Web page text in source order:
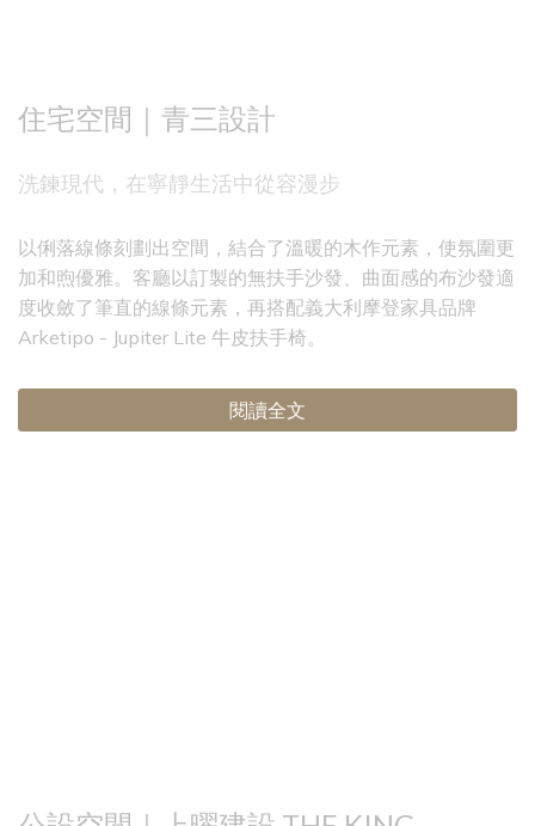
住宅空間｜青三設計
洗鍊現代，在寧靜生活中從容漫步
以俐落線條刻劃出空間，結合了溫暖的木作元素，使氛圍更
加和煦優雅。客廳以訂製的無扶手沙發、曲面感的布沙發適
度收斂了筆直的線條元素，再搭配義大利摩登家具品牌
Arketipo - Jupiter Lite 牛皮扶手椅。
閱讀全文